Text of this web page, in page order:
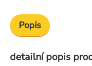
Popis
detailní popis